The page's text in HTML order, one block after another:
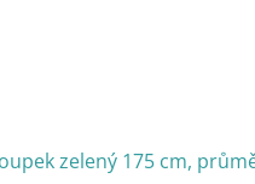
zelený 175 cm,